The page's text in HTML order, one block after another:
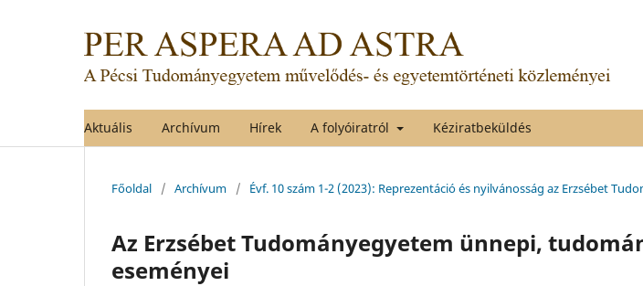
Aktuális Archívum Hírek A folyóiratról Kéziratbeküldés
Főoldal / Archívum / Évf. 10 szám 1-2 (2023): Reprezentáció és nyilvánosság az Erzsébet
Az Erzsébet Tudományegyetem ünnepi,
eseményei